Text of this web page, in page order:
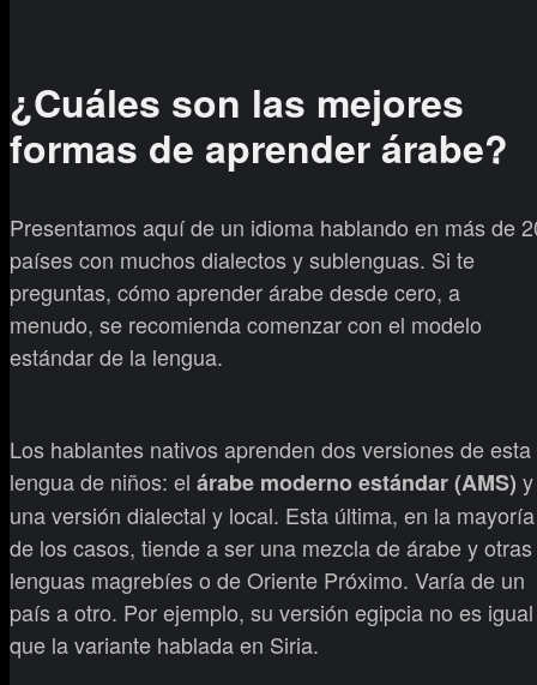
¿Cuáles son las mejores
formas de aprender árabe?
Presentamos aquí de un idioma hablando en más de
países con muchos dialectos y sublenguas. Si te
preguntas, cómo aprender árabe desde cero, a
menudo, se recomienda comenzar con el modelo
estándar de la lengua.
Los hablantes nativos aprenden dos versiones de esta
lengua de niños: el árabe moderno estándar (AMS) y
una versión dialectal y local. Esta última, en la mayoría
de los casos, tiende a ser una mezcla de árabe y otras
lenguas magrebíes o de Oriente Próximo. Varía de un
país a otro. Por ejemplo, su versión egipcia no es igual
que la variante hablada en Siria.